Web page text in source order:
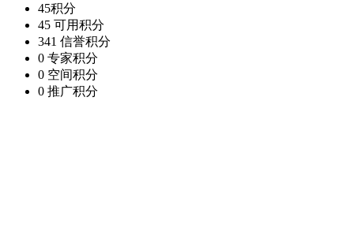
45积分
45 可用积分
341 信誉积分
0 专家积分
0 空间积分
0 推广积分